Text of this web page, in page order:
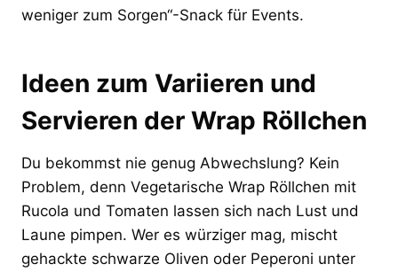
weniger zum Sorgen“-Snack für Events.
Ideen zum Variieren und
Servieren der Wrap Röllchen
Du bekommst nie genug Abwechslung? Kein
Problem, denn Vegetarische Wrap Röllchen mit
Rucola und Tomaten lassen sich nach Lust und
Laune pimpen. Wer es würziger mag, mischt
gehackte schwarze Oliven oder Peperoni unter